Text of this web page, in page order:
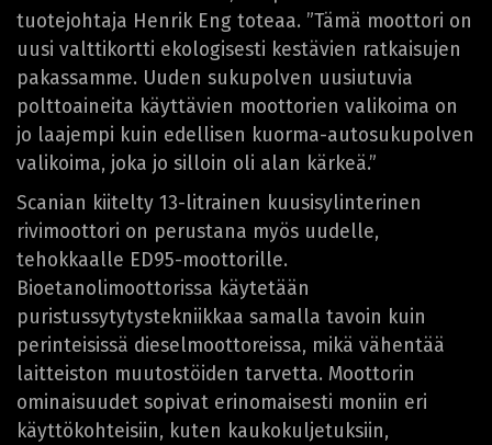
tuotejohtaja Henrik Eng toteaa. ”Tämä moottori on
uusi valttikortti ekologisesti kestävien ratkaisujen
pakassamme. Uuden sukupolven uusiutuvia
polttoaineita käyttävien moottorien valikoima on
jo laajempi kuin edellisen kuorma-autosukupolven
valikoima, joka jo silloin oli alan kärkeä.”
Scanian kiitelty 13-litrainen kuusisylinterinen
rivimoottori on perustana myös uudelle,
tehokkaalle ED95-moottorille.
Bioetanolimoottorissa käytetään
puristussytytystekniikkaa samalla tavoin kuin
perinteisissä dieselmoottoreissa, mikä vähentää
laitteiston muutostöiden tarvetta. Moottorin
ominaisuudet sopivat erinomaisesti moniin eri
käyttökohteisiin, kuten kaukokuljetuksiin,